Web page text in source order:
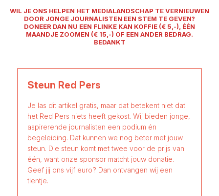
WIL JE ONS HELPEN HET MEDIALANDSCHAP TE VERNIEUWEN
DOOR JONGE JOURNALISTEN EEN STEM TE GEVEN?
DONEER DAN NU EEN FLINKE KAN KOFFIE (€ 5,-), ÉÉN
MAANDJE ZOOMEN (€ 15,-) OF EEN ANDER BEDRAG.
BEDANKT
Steun Red Pers
Je las dit artikel gratis, maar dat betekent niet dat
het Red Pers niets heeft gekost. Wij bieden jonge,
aspirerende journalisten een podium én
begeleiding. Dat kunnen we nog beter met jouw
steun. Die steun komt met twee voor de prijs van
één, want onze sponsor matcht jouw donatie.
Geef jij ons vijf euro? Dan ontvangen wij een
tientje.